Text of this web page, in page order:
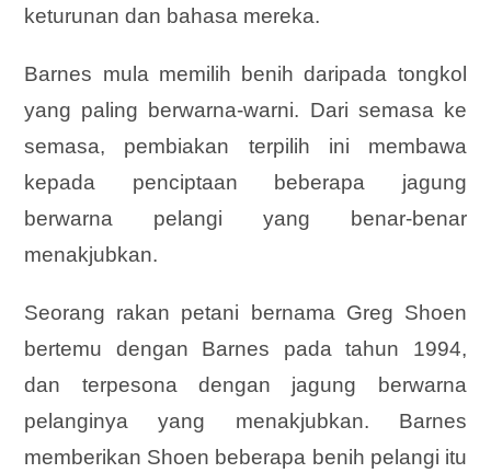
keturunan dan bahasa mereka.
Barnes mula memilih benih daripada tongkol
yang paling berwarna-warni. Dari semasa ke
semasa, pembiakan terpilih ini membawa
kepada penciptaan beberapa jagung
berwarna pelangi yang benar-benar
menakjubkan.
Seorang rakan petani bernama Greg Shoen
bertemu dengan Barnes pada tahun 1994,
dan terpesona dengan jagung berwarna
pelanginya yang menakjubkan. Barnes
memberikan Shoen beberapa benih pelangi itu